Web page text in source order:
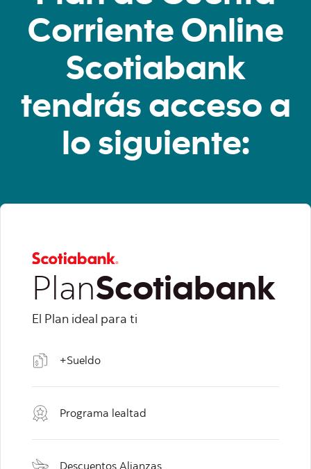
Corriente Online
Scotiabank
tendrás acceso a
lo siguiente:
PlanScotiabank
El Plan ideal para ti
+Sueldo
Programa lealtad